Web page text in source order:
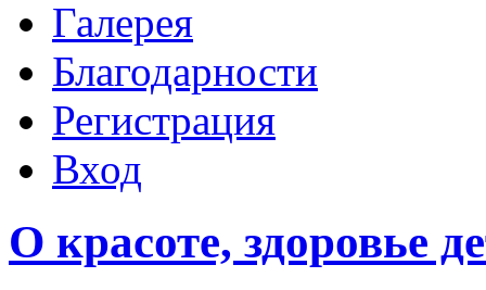
Галерея
Благодарности
Регистрация
Вход
О красоте, здоровье